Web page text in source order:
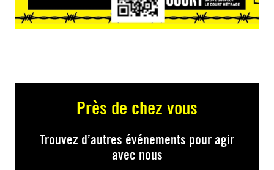
Près de chez vous
Trouvez d’autres événements pour agir
avec nous